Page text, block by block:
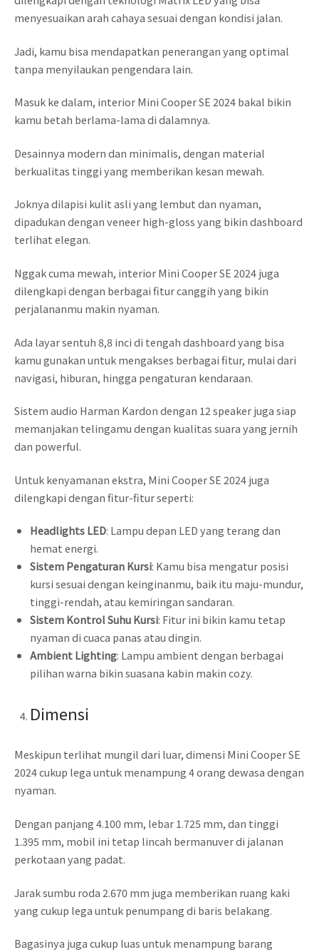
menyesuaikan arah cahaya sesuai dengan kondisi jalan.
Jadi, kamu bisa mendapatkan penerangan yang optimal
tanpa menyilaukan pengendara lain.
Masuk ke dalam, interior Mini Cooper SE 2024 bakal bikin
kamu betah berlama-lama di dalamnya.
Desainnya modern dan minimalis, dengan material
berkualitas tinggi yang memberikan kesan mewah.
Joknya dilapisi kulit asli yang lembut dan nyaman,
dipadukan dengan veneer high-gloss yang bikin dashboard
terlihat elegan.
Nggak cuma mewah, interior Mini Cooper SE 2024 juga
dilengkapi dengan berbagai fitur canggih yang bikin
perjalananmu makin nyaman.
Ada layar sentuh 8,8 inci di tengah dashboard yang bisa
kamu gunakan untuk mengakses berbagai fitur, mulai dari
navigasi, hiburan, hingga pengaturan kendaraan.
Sistem audio Harman Kardon dengan 12 speaker juga siap
memanjakan telingamu dengan kualitas suara yang jernih
dan powerful.
Untuk kenyamanan ekstra, Mini Cooper SE 2024 juga
dilengkapi dengan fitur-fitur seperti:
Headlights LED: Lampu depan LED yang terang dan
hemat energi.
Sistem Pengaturan Kursi: Kamu bisa mengatur posisi
kursi sesuai dengan keinginanmu, baik itu maju-mundur,
tinggi-rendah, atau kemiringan sandaran.
Sistem Kontrol Suhu Kursi: Fitur ini bikin kamu tetap
nyaman di cuaca panas atau dingin.
Ambient Lighting: Lampu ambient dengan berbagai
pilihan warna bikin suasana kabin makin cozy.
Dimensi
Meskipun terlihat mungil dari luar, dimensi Mini Cooper SE
2024 cukup lega untuk menampung 4 orang dewasa dengan
nyaman.
Dengan panjang 4.100 mm, lebar 1.725 mm, dan tinggi
1.395 mm, mobil ini tetap lincah bermanuver di jalanan
perkotaan yang padat.
Jarak sumbu roda 2.670 mm juga memberikan ruang kaki
yang cukup lega untuk penumpang di baris belakang.
Bagasinya juga cukup luas untuk menampung barang